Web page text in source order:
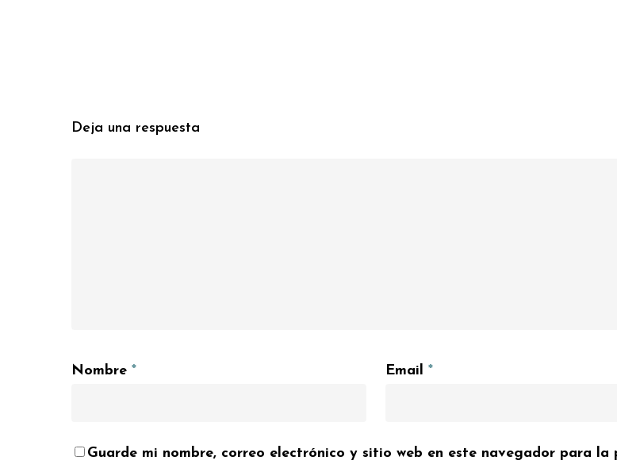
Deja una respuesta
Nombre * Email *
Guarde mi nombre, correo electrónico y sitio web en este navegador para la